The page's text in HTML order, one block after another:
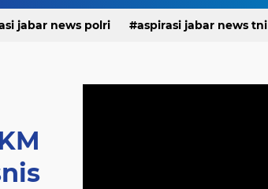
jabar news polri aspirasi jabar news tni